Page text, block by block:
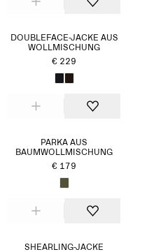
DOUBLEFACE-JACKE AUS
WOLLMISCHUNG
€ 229
PARKA AUS
BAUMWOLLMISCHUNG
€ 179
SHEARLING-JACKE